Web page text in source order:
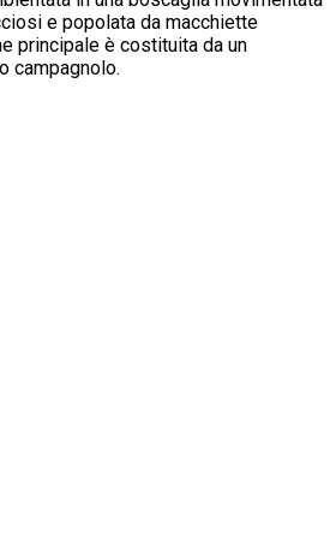
e popolata da macchiette
principale è costituita da un
campagnolo.